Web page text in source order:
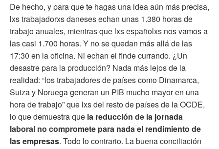
De hecho, y para que te hagas una idea aún más precisa,
lxs trabajadorxs daneses echan unas 1.380 horas de
trabajo anuales, mientras que lxs españolxs nos vamos a
las casi 1.700 horas. Y no se quedan más allá de las
17:30 en la oficina. Ni echan el finde currando. ¿Un
desastre para la producción? Nada más lejos de la
realidad: “los trabajadores de países como Dinamarca,
Suiza y Noruega generan un PIB mucho mayor en una
hora de trabajo” que lxs del resto de países de la OCDE,
lo que demuestra que la reducción de la jornada
laboral no compromete para nada el rendimiento de
las empresas. Todo lo contrario. La buena conciliación